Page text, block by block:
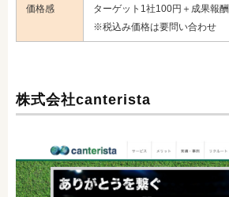
価格感
ターゲット1社100円＋成果報酬
※税込み価格は要問い合わせ
株式会社canterista